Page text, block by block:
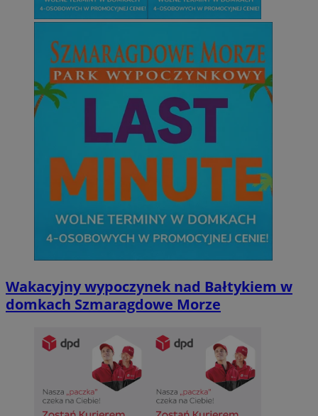
Wakacyjny wypoczynek nad Bałtykiem w
domkach Szmaragdowe Morze